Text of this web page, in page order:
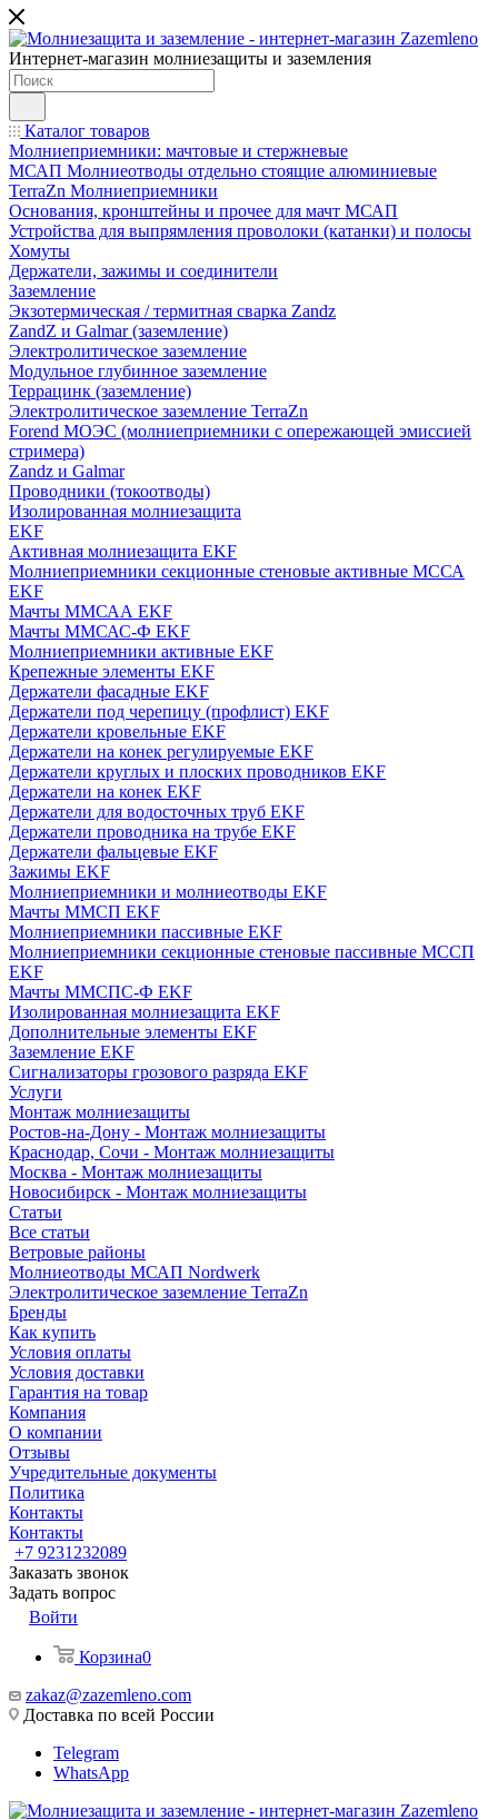
Интернет-магазин молниезащиты и заземления
Каталог товаров
Молниеприемники: мачтовые и стержневые
МСАП Молниеотводы отдельно стоящие алюминиевые
TerraZn Молниеприемники
Основания, кронштейны и прочее для мачт МСАП
Устройства для выпрямления проволоки (катанки) и полосы
Хомуты
Держатели, зажимы и соединители
Заземление
Экзотермическая / термитная сварка Zandz
ZandZ и Galmar (заземление)
Электролитическое заземление
Модульное глубинное заземление
Террацинк (заземление)
Электролитическое заземление TerraZn
Forend МОЭС (молниеприемники с опережающей эмиссией
стримера)
Zandz и Galmar
Проводники (токоотводы)
Изолированная молниезащита
EKF
Активная молниезащита EKF
Молниеприемники секционные стеновые активные МССА
EKF
Мачты ММСАА EKF
Мачты ММСАС-Ф EKF
Молниеприемники активные EKF
Крепежные элементы EKF
Держатели фасадные EKF
Держатели под черепицу (профлист) EKF
Держатели кровельные EKF
Держатели на конек регулируемые EKF
Держатели круглых и плоских проводников EKF
Держатели на конек EKF
Держатели для водосточных труб EKF
Держатели проводника на трубе EKF
Держатели фальцевые EKF
Зажимы EKF
Молниеприемники и молниеотводы EKF
Мачты ММСП EKF
Молниеприемники пассивные EKF
Молниеприемники секционные стеновые пассивные МССП
EKF
Мачты ММСПС-Ф EKF
Изолированная молниезащита EKF
Дополнительные элементы EKF
Заземление EKF
Сигнализаторы грозового разряда EKF
Услуги
Монтаж молниезащиты
Ростов-на-Дону - Монтаж молниезащиты
Краснодар, Сочи - Монтаж молниезащиты
Москва - Монтаж молниезащиты
Новосибирск - Монтаж молниезащиты
Статьи
Все статьи
Ветровые районы
Молниеотводы МСАП Nordwerk
Электролитическое заземление TerraZn
Бренды
Как купить
Условия оплаты
Условия доставки
Гарантия на товар
Компания
О компании
Отзывы
Учредительные документы
Политика
Контакты
Контакты
+7 9231232089
Заказать звонок
Задать вопрос
Войти
Корзина0
zakaz@zazemleno.com
Доставка по всей России
Telegram
WhatsApp